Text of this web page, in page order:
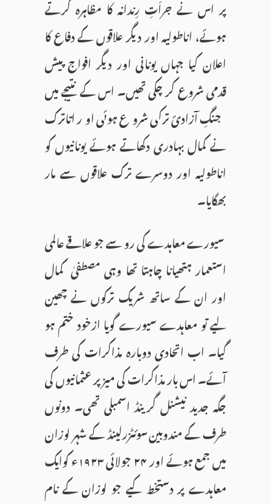
پر اس نے جراَتِ رِندانہ کا مظاہرہ کرتے
ہوئے، اناطولیہ اور دیگر علاقوں کے دفاع کا
اعلان کیا جہاں یونانی اور دیگر افواج پیش
قدمی شروع کر چکی تھیں۔ اس کے نتیجے میں
جنگِ آزادیٔ ترکی شروع ہوئی اور اتاترک
نے کمال بہادری دکھاتے ہوئے یونانیوں کو
اناطولیہ اور دوسرے ترک علاقوں سے مار
بھگایا۔
سیورے معاہدے کی رو سے جو علاقے عالمی
استعمار ہتھیانا چاہتا تھا وہی مصطفیٰ کمال
اور ان کے ساتھ شریک ترکوں نے چھین
لیے تو معاہدے سیورے گویا ازخود ختم ہو
گیا۔ اب اتحادی دوبارہ مذاکرات کی طرف
آئے۔ اس بار مذاکرات کی میز پر عثمانیوں کی
جگہ جدید نیشنل گرینڈ اسمبلی تھی۔ دونوں
طرف کے مندوبین سوئٹزرلینڈ کے شہر لوزان
میں جمع ہوئے اور ۲۴ جولائی ۱۹۲۳ء کوایک
معاہدے پر دستخط کیے جو لوزان کے نام